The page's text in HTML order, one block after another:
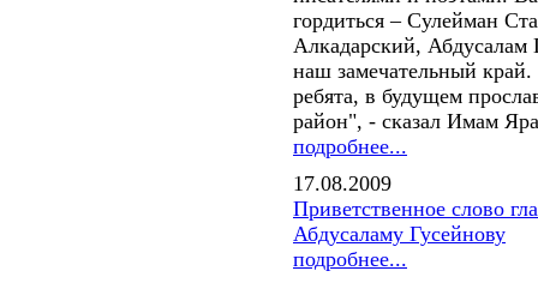
гордиться – Сулейман
Алкадарский,
наш замечательный
ребята, в будущем
район", - сказал Имам
подробнее...
17.08.2009
Приветственное слово
Абдусаламу Гусейнову
подробнее...